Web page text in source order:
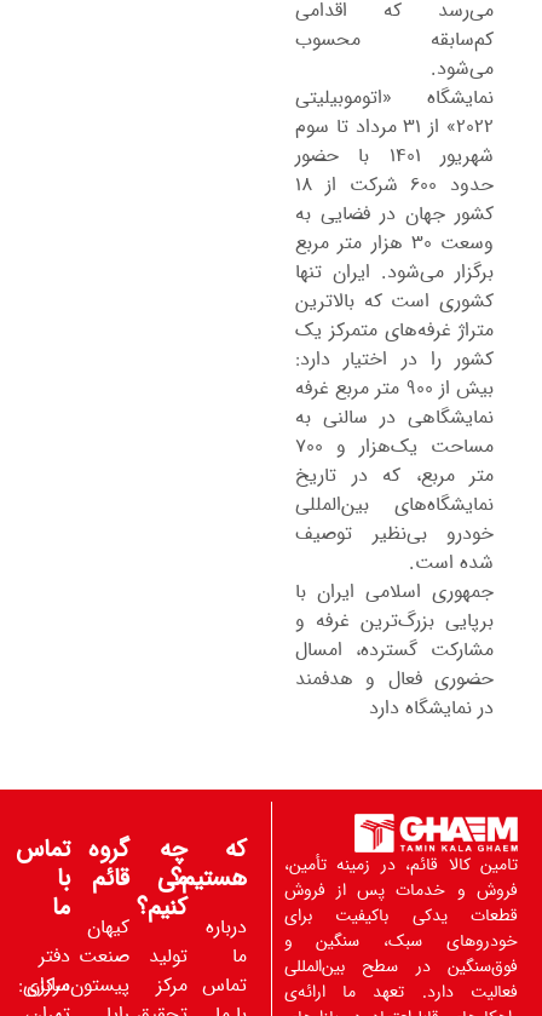
می‌رسد که اقدامی
کم‌سابقه محسوب
می‌شود.
نمایشگاه «اتوموبیلیتی
۲۰۲۲» از ۳۱ مرداد تا سوم
شهریور ۱۴۰۱ با حضور
حدود ۶۰۰ شرکت از ۱۸
کشور جهان در فضایی به
وسعت ۳۰ هزار متر مربع
برگزار می‌شود. ایران تنها
کشوری است که بالاترین
متراژ غرفه‌های متمرکز یک
کشور را در اختیار دارد:
بیش از ۹۰۰ متر مربع غرفه
نمایشگاهی در سالنی به
مساحت یک‌هزار و ۷۰۰
متر مربع، که در تاریخ
نمایشگاه‌های بین‌المللی
خودرو بی‌نظیر توصیف
شده است.
جمهوری اسلامی ایران با
برپایی بزرگ‌ترین غرفه و
مشارکت گسترده، امسال
حضوری فعال و هدفمند
در نمایشگاه دارد
تامین کالا قائم، در زمینه تأمین،
فروش و خدمات پس از فروش
قطعات یدکی باکیفیت برای
خودروهای سبک، سنگین و
فوق‌سنگین در سطح بین‌المللی
فعالیت دارد. تعهد ما ارائه‌ی
که
هستیم؟
درباره
ما
تماس
چه
می
کنیم؟
تولید
مرکز
گروه
قائم
کیهان
صنعت
پیستون‌سازان
تماس
با
ما
دفتر
مرکزی: